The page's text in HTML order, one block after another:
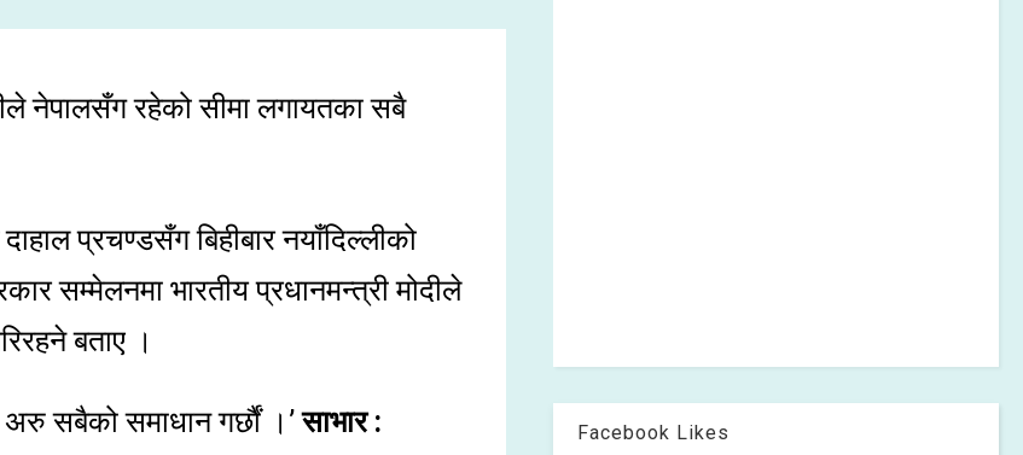
नेपालसँग रहेको सीमा लगायतका सबै
प्रचण्डसँग बिहीबार नयाँदिल्लीको
सम्मेलनमा भारतीय प्रधानमन्त्री मोदीले
बताए ।
अरु सबैको समाधान गर्छौं ।’साभार :
Facebook Likes